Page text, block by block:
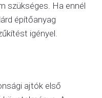
szükséges. Ha ennél
építőanyag
igényel.
ajtók első